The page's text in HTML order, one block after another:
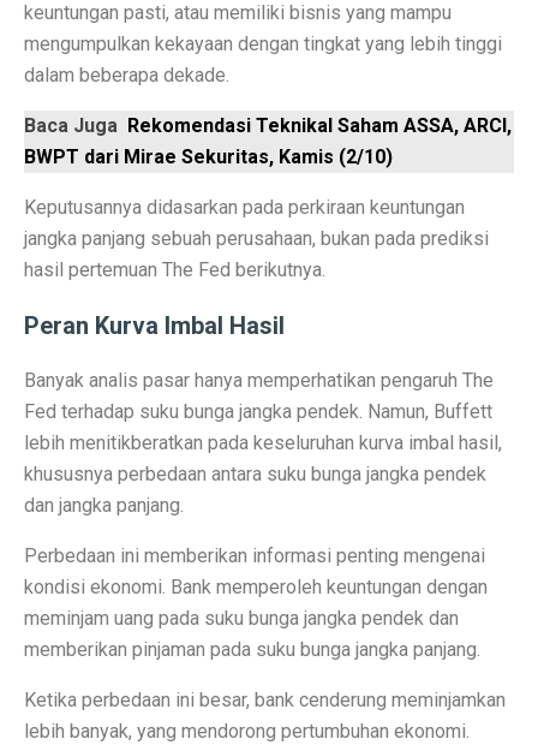
Pengguna Adobe Analytics, Waspada! Celah Ini Ancam
Perbandingan Xiaomi 15T vs 15T Pro: Spesifikasi dan
Revolusi Data: AI Mengubah Pengelolaan Informasi di
Samsung Pertahankan Model Plus di Galaxy S26
Perbandingan ADV160 vs Nmax 155, Lihat Spesifikasi
Gaming Lancar Tanpa Ngelag, Infinix GT 30 Jadi
Amazfit Buka Store Pertama di Indonesia, Luncurkan
Elon Musk Jadi Orang Kaya Pertama Dunia dengan
keuntungan pasti, atau memiliki bisnis yang mampu
mengumpulkan kekayaan dengan tingkat yang lebih tinggi
dalam beberapa dekade.
Baca Juga Rekomendasi Teknikal Saham ASSA, ARCI,
BWPT dari Mirae Sekuritas, Kamis (2/10)
Keputusannya didasarkan pada perkiraan keuntungan
jangka panjang sebuah perusahaan, bukan pada prediksi
hasil pertemuan The Fed berikutnya.
Peran Kurva Imbal Hasil
Banyak analis pasar hanya memperhatikan pengaruh The
Fed terhadap suku bunga jangka pendek. Namun, Buffett
lebih menitikberatkan pada keseluruhan kurva imbal hasil,
khususnya perbedaan antara suku bunga jangka pendek
dan jangka panjang.
Perbedaan ini memberikan informasi penting mengenai
kondisi ekonomi. Bank memperoleh keuntungan dengan
meminjam uang pada suku bunga jangka pendek dan
memberikan pinjaman pada suku bunga jangka panjang.
Ketika perbedaan ini besar, bank cenderung meminjamkan
lebih banyak, yang mendorong pertumbuhan ekonomi.